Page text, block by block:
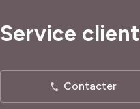
Service client
Contacter